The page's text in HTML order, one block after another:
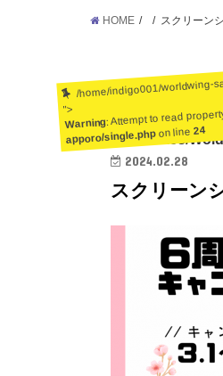
HOME スクリーン
Warning:
ent/themes/
/home/indigo001/
">
Warning: Attempt to read
apporo/single.phpon line24
2024.02.28
スクリーン